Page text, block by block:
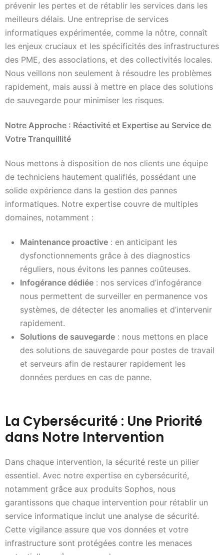
prévenir les pertes et de rétablir les services dans les
meilleurs délais. Une entreprise de services
informatiques expérimentée, comme la nôtre, connaît
les enjeux cruciaux et les spécificités des infrastructures
des PME, des associations, et des collectivités locales.
Nous veillons non seulement à résoudre les problèmes
rapidement, mais aussi à mettre en place des solutions
de sauvegarde pour minimiser les risques.
Notre Approche : Réactivité et Expertise au Service de
Votre Tranquillité
Nous mettons à disposition de nos clients une équipe
de techniciens hautement qualifiés, possédant une
solide expérience dans la gestion des pannes
informatiques. Notre expertise couvre de multiples
domaines, notamment :
Maintenance proactive : en anticipant les
dysfonctionnements grâce à des diagnostics
réguliers, nous évitons les pannes coûteuses.
Infogérance dédiée : nos services d’infogérance
nous permettent de surveiller en permanence vos
systèmes, de détecter les anomalies et d’intervenir
rapidement.
Solutions de sauvegarde : nous mettons en place
des solutions de sauvegarde pour postes de travail
et serveurs afin de restaurer rapidement les
données perdues en cas de panne.
La Cybersécurité : Une Priorité
dans Notre Intervention
Dans chaque intervention, la sécurité reste un pilier
essentiel. Avec notre expertise en cybersécurité,
notamment grâce aux produits Sophos, nous
garantissons que chaque intervention pour rétablir un
service informatique inclut une analyse de sécurité.
Cette vigilance assure que vos données et votre
infrastructure sont protégées contre les menaces